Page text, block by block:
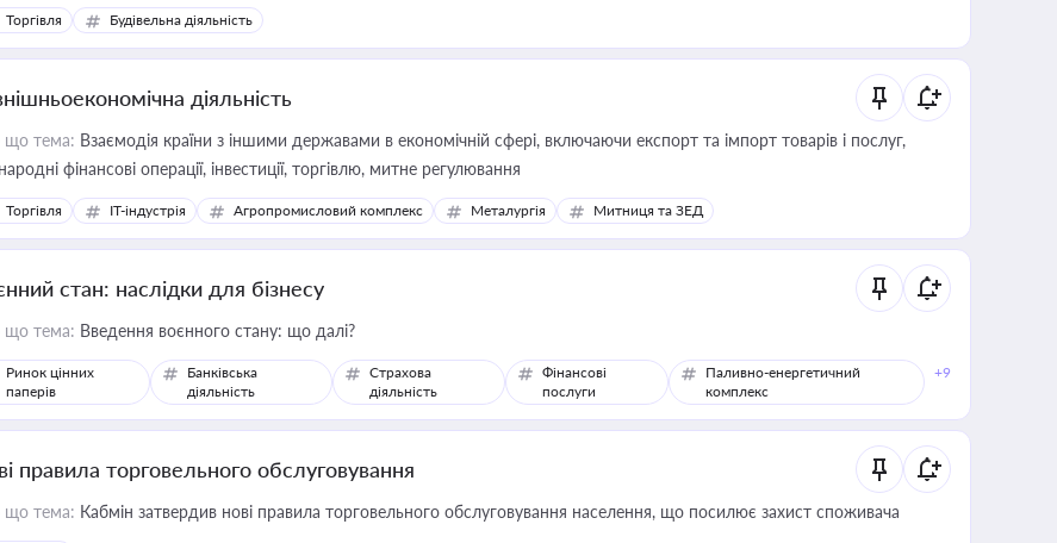
Торгівля Будівельна діяльність
діяльність
що тема: Взаємодія країни з іншими державами в економічній сфері, включаючи експорт та імпорт товарів і послуг,
фінансові операції, інвестиції, торгівлю, митне регулювання
Торгівля IT-індустрія Агропромисловий комплекс Металургія Митниця та ЗЕД
стан: наслідки для бізнесу
що тема: Введення воєнного стану: що далі?
Ринок цінних
паперів
Банківська
діяльність
Страхова
діяльність
Фінансові
послуги
Паливно-енергетичний
комплекс
+9
правила торговельного обслуговування
що тема: Кабмін затвердив нові правила торговельного обслуговування населення, що посилює захист споживача